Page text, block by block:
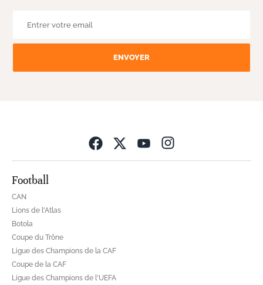
ENVOYER
Football
CAN
Lions de l'Atlas
Botola
Coupe du Trône
Ligue des Champions de la CAF
Coupe de la CAF
Ligue des Champions de l'UEFA